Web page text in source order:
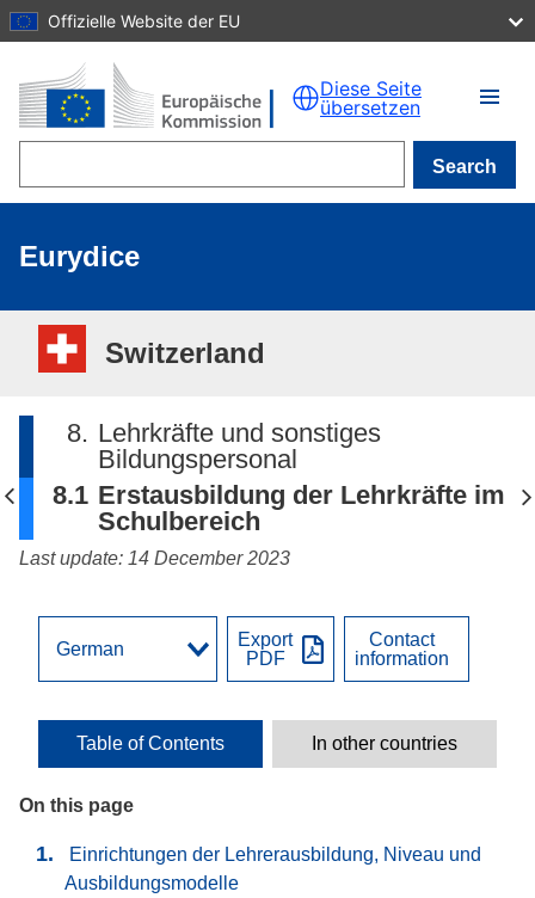
Skip to main content
Offizielle Website der EU
Diese Seite
übersetzen
Search
Eurydice
Switzerland
8. Lehrkräfte und sonstiges
Bildungspersonal
8.1 Erstausbildung der Lehrkräfte im
Schulbereich
Last update: 14 December 2023
On this page
Einrichtungen der Lehrerausbildung, Niveau und
Ausbildungsmodelle
Export
PDF
Contact
information
Table of Contents In other countries